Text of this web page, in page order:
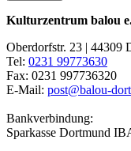
Kulturzentrum balou
Oberdorfstr. 23 | 44309
Tel: 0231 99773630
Fax: 0231 997736320
E-Mail: post@balou-
Bankverbindung:
Sparkasse Dortmund